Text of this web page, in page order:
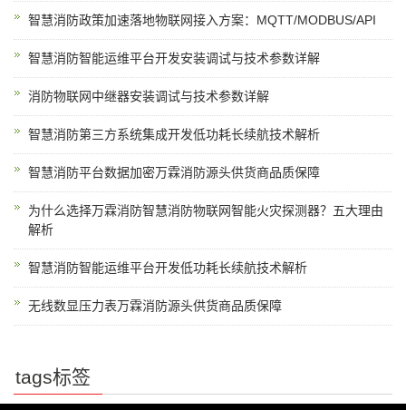
智慧消防政策加速落地物联网接入方案：MQTT/MODBUS/API
智慧消防智能运维平台开发安装调试与技术参数详解
消防物联网中继器安装调试与技术参数详解
智慧消防第三方系统集成开发低功耗长续航技术解析
智慧消防平台数据加密万霖消防源头供货商品质保障
为什么选择万霖消防智慧消防物联网智能火灾探测器？五大理由
解析
智慧消防智能运维平台开发低功耗长续航技术解析
无线数显压力表万霖消防源头供货商品质保障
tags标签